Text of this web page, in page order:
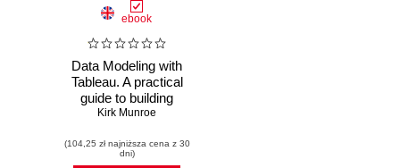
ebook
Data Modeling with
Tableau. A practical
guide to building
data models using
Tableau Desktop
Kirk Munroe
(104,25 zł najniższa cena z 30
dni)